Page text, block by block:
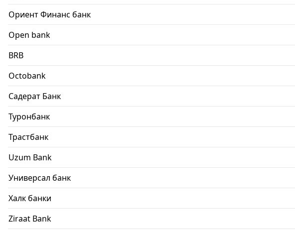
Ориент Финанс банк
Open bank
BRB
Octobank
Садерат Банк
Туронбанк
Трастбанк
Uzum Bank
Универсал банк
Халк банки
Ziraat Bank